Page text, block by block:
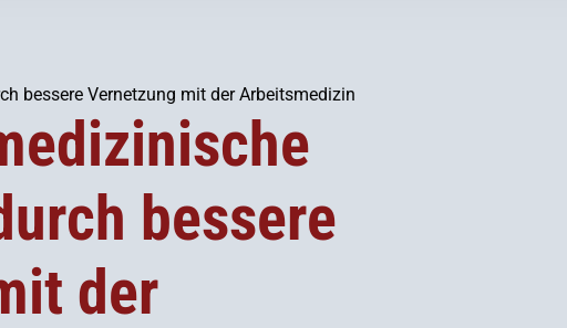
arbeitsmedizin.org
und Preise
Arbeitsmedizin
Prävention
Telematikinfrastruktur
Leitlinien
Impfen
Nachwuchsförderung
Stellenangebote
bessere Vernetzung mit der Arbeitsmedizin
bessere
der